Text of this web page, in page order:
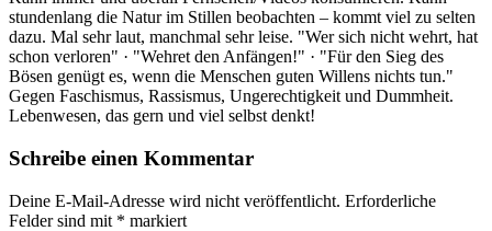
stundenlang die Natur im Stillen beobachten – kommt viel zu selten
dazu. Mal sehr laut, manchmal sehr leise. "Wer sich nicht wehrt, hat
schon verloren" · "Wehret den Anfängen!" · "Für den Sieg des
Bösen genügt es, wenn die Menschen guten Willens nichts tun."
Gegen Faschismus, Rassismus, Ungerechtigkeit und Dummheit.
Lebenwesen, das gern und viel selbst denkt!
Schreibe einen Kommentar
Deine E-Mail-Adresse wird nicht veröffentlicht. Erforderliche
Felder sind mit * markiert